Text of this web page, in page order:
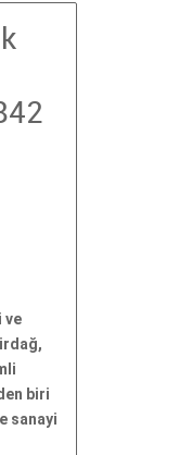
ve
biri
sanayi